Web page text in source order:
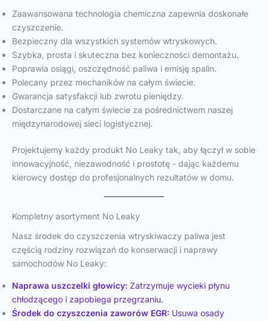
Zaawansowana technologia chemiczna zapewnia doskonałe
czyszczenie.
Bezpieczny dla wszystkich systemów wtryskowych.
Szybka, prosta i skuteczna bez konieczności demontażu.
Poprawia osiągi, oszczędność paliwa i emisję spalin.
Polecany przez mechaników na całym świecie.
Gwarancja satysfakcji lub zwrotu pieniędzy.
Dostarczane na całym świecie za pośrednictwem naszej
międzynarodowej sieci logistycznej.
Projektujemy każdy produkt No Leaky tak, aby łączył w sobie
innowacyjność, niezawodność i prostotę - dając każdemu
kierowcy dostęp do profesjonalnych rezultatów w domu.
Kompletny asortyment No Leaky
Nasz środek do czyszczenia wtryskiwaczy paliwa jest
częścią rodziny rozwiązań do konserwacji i naprawy
samochodów No Leaky:
Naprawa uszczelki głowicy: Zatrzymuje wycieki płynu
chłodzącego i zapobiega przegrzaniu.
Środek do czyszczenia zaworów EGR: Usuwa osady